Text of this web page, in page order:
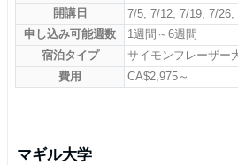
開講日
7/5, 7/12, 7/19, 7/26,
申し込み可能週数
1週間～6週間
宿泊タイプ
サイモンフレーザー
費用
CA$2,975～
マギル大学